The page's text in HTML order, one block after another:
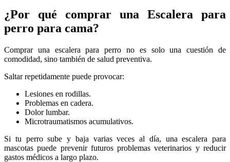
¿Por qué comprar una Escalera para
perro para cama?
Comprar una escalera para perro no es solo una cuestión de
comodidad, sino también de salud preventiva.
Saltar repetidamente puede provocar:
Lesiones en rodillas.
Problemas en cadera.
Dolor lumbar.
Microtraumatismos acumulativos.
Si tu perro sube y baja varias veces al día, una escalera para
mascotas puede prevenir futuros problemas veterinarios y reducir
gastos médicos a largo plazo.